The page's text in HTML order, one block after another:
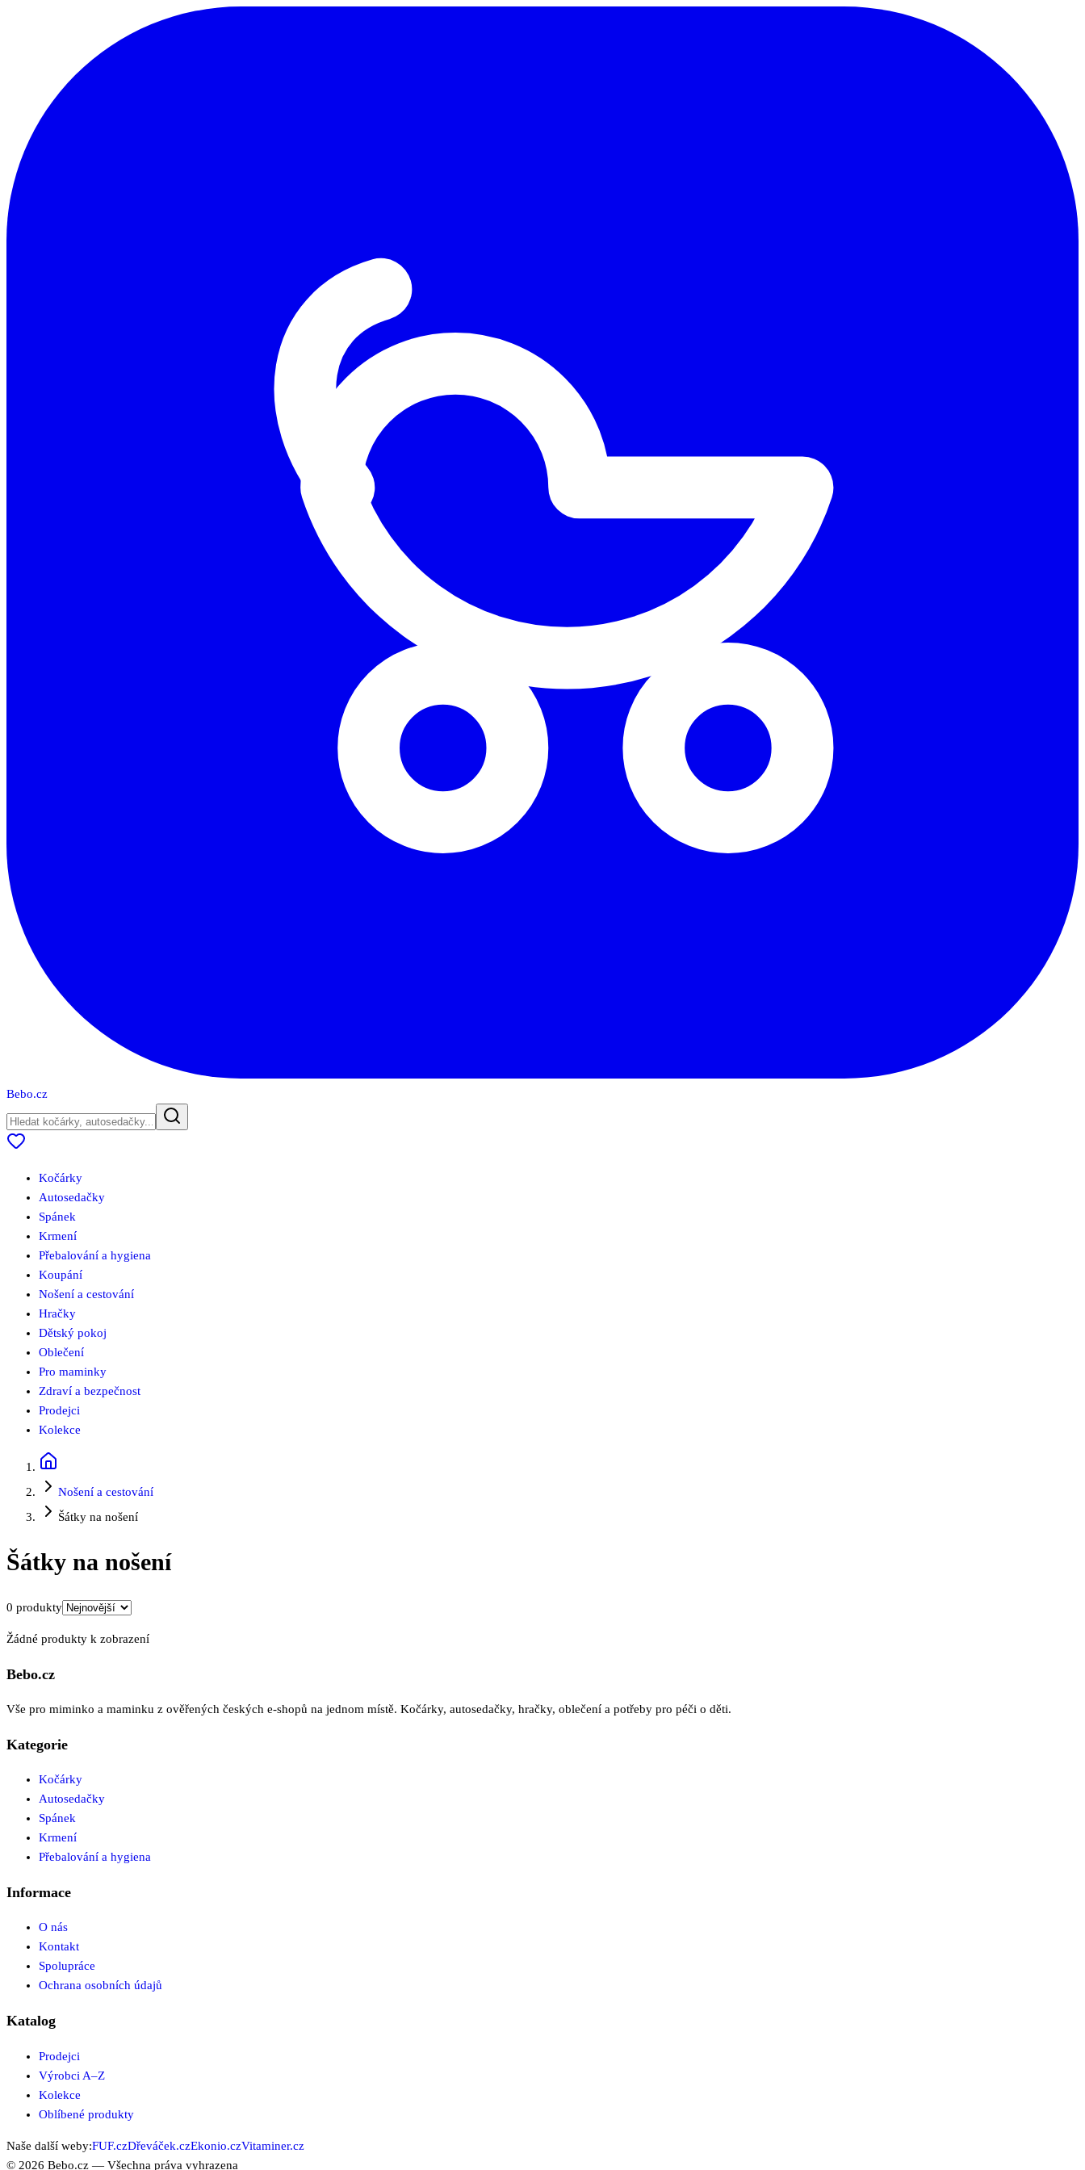
Bebo.cz
Kočárky
Autosedačky
Spánek
Krmení
Přebalování a hygiena
Koupání
Nošení a cestování
Hračky
Dětský pokoj
Oblečení
Pro maminky
Zdraví a bezpečnost
Prodejci
Kolekce
Nošení a cestování
Šátky na nošení
Šátky na nošení
0 produkty
Žádné produkty k zobrazení
Bebo.cz
Vše pro miminko a maminku z ověřených českých e-shopů na jednom místě. Kočárky, autosedačky, hračky, oblečení a potřeby pro péči o děti.
Kategorie
Kočárky
Autosedačky
Spánek
Krmení
Přebalování a hygiena
Informace
O nás
Kontakt
Spolupráce
Ochrana osobních údajů
Katalog
Prodejci
Výrobci A–Z
Kolekce
Oblíbené produkty
Naše další weby:FUF.czDřeváček.czEkonio.czVitaminer.cz
© 2026 Bebo.cz — Všechna práva vyhrazena